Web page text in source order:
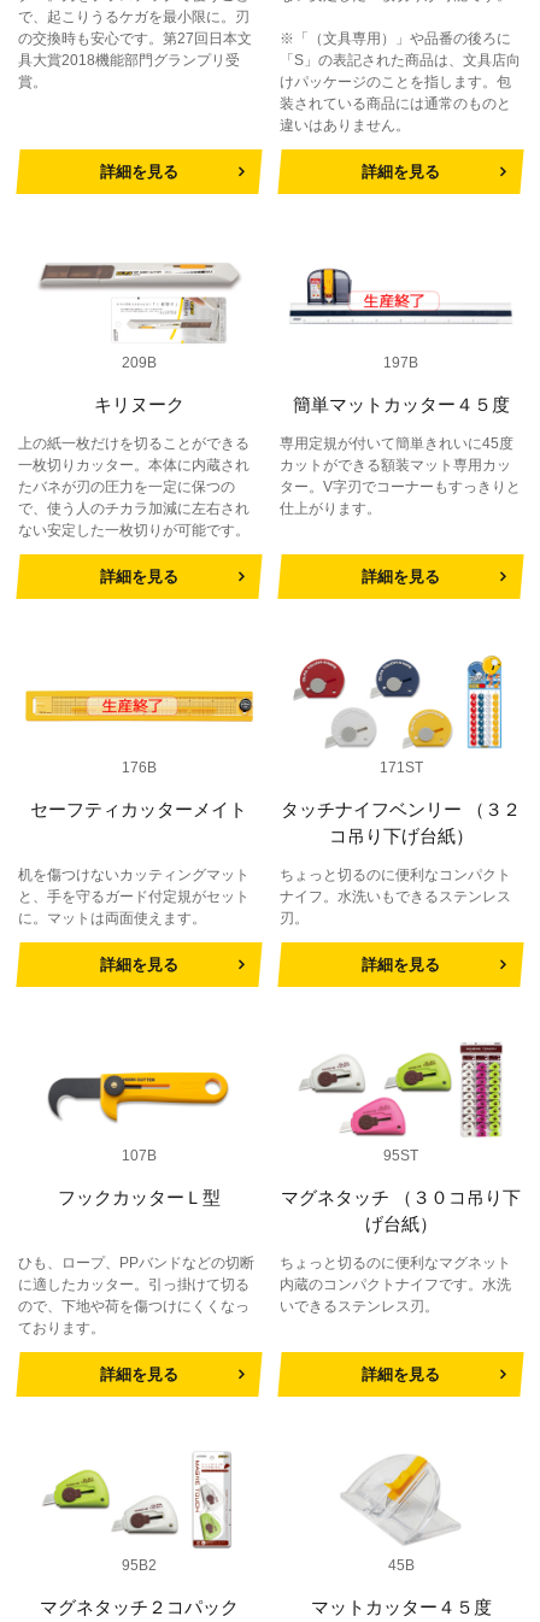
で、起こりうるケガを最小限に。刃
の交換時も安心です。第27回日本文
具大賞2018機能部門グランプリ受
賞。
詳細を見る
※「（文具専用）」や品番の後ろに
「S」の表記された商品は、文具店向
けパッケージのことを指します。包
装されている商品には通常のものと
違いはありません。
詳細を見る
209B
キリヌーク
上の紙一枚だけを切ることができる
一枚切りカッター。本体に内蔵され
たバネが刃の圧力を一定に保つの
で、使う人のチカラ加減に左右され
ない安定した一枚切りが可能です。
詳細を見る
197B
簡単マットカッター４５度
専用定規が付いて簡単きれいに45度
カットができる額装マット専用カッ
ター。V字刃でコーナーもすっきりと
仕上がります。
詳細を見る
176B
セーフティカッターメイト
机を傷つけないカッティングマット
と、手を守るガード付定規がセット
に。マットは両面使えます。
詳細を見る
171ST
タッチナイフベンリー （３２
コ吊り下げ台紙）
ちょっと切るのに便利なコンパクト
ナイフ。水洗いもできるステンレス
刃。
詳細を見る
107B
フックカッターＬ型
ひも、ロープ、PPバンドなどの切断
に適したカッター。引っ掛けて切る
ので、下地や荷を傷つけにくくなっ
ております。
詳細を見る
95ST
マグネタッチ （３０コ吊り下
げ台紙）
ちょっと切るのに便利なマグネット
内蔵のコンパクトナイフです。水洗
いできるステンレス刃。
詳細を見る
95B2
マグネタッチ２コパック
45B
マットカッター４５度